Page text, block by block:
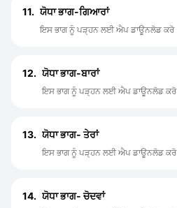
11. ਯੋਧਾ ਭਾਗ-ਗਿਆਰਾਂ
ਇਸ ਭਾਗ ਨੂੰ ਪੜ੍ਹਨ ਲਈ ਐਪ ਡਾਊਨਲੋਡ ਕਰੋ
12. ਯੋਧਾ ਭਾਗ-ਬਾਰਾਂ
ਇਸ ਭਾਗ ਨੂੰ ਪੜ੍ਹਨ ਲਈ ਐਪ ਡਾਊਨਲੋਡ ਕਰੋ
13. ਯੋਧਾ ਭਾਗ- ਤੇਰਾਂ
ਇਸ ਭਾਗ ਨੂੰ ਪੜ੍ਹਨ ਲਈ ਐਪ ਡਾਊਨਲੋਡ ਕਰੋ
14. ਯੋਧਾ ਭਾਗ- ਚੋਦਵਾਂ